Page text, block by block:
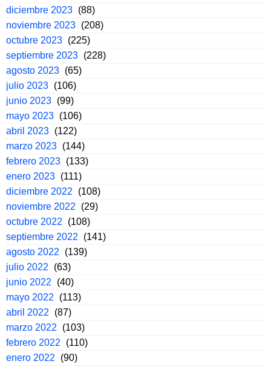
diciembre 2023 (88)
noviembre 2023 (208)
octubre 2023 (225)
septiembre 2023 (228)
agosto 2023 (65)
julio 2023 (106)
junio 2023 (99)
mayo 2023 (106)
abril 2023 (122)
marzo 2023 (144)
febrero 2023 (133)
enero 2023 (111)
diciembre 2022
(108)
noviembre 2022
(29)
octubre 2022
(108)
septiembre 2022
(141)
agosto 2022
(139)
julio 2022
(63)
junio 2022
(40)
mayo 2022
(113)
abril 2022
(87)
marzo 2022
(103)
febrero 2022
(110)
enero 2022
(90)